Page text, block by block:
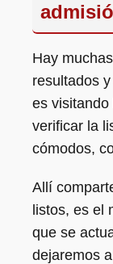
Hay
resultados
es
verificar la
cómodos,
Allí
listos, es el
que se
dejaremos